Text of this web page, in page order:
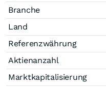
Branche
Land
Referenzwährung
Aktienanzahl
Marktkapitalisierung